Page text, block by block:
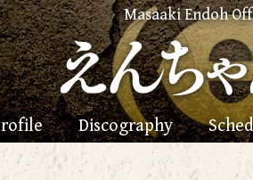
Masaaki Endoh
Discography